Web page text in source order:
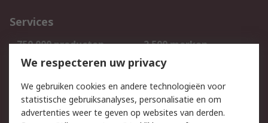
Services
750.000 producten
2.500 merken
Bestellen
Inkoopoplossingen
Track & Trace
We respecteren uw privacy
We gebruiken cookies en andere technologieën voor
statistische gebruiksanalyses, personalisatie en om
advertenties weer te geven op websites van derden.